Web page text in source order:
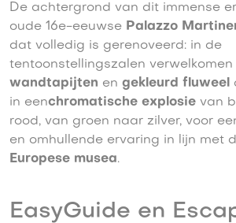
De achtergrond van dit immense
oude 16e-eeuwse Palazzo
dat volledig is gerenoveerd: in de
tentoonstellingszalen verwelkomen
wandtapijten en gekleurd fluweel
in eenchromatische explosie van
rood, van groen naar zilver, voor
en omhullende ervaring in lijn met
Europese musea.
EasyGuide en